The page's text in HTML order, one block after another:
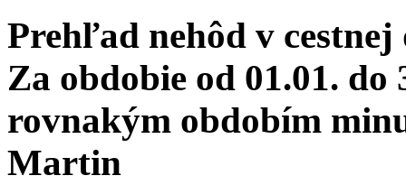
Prehľad nehôd v cestnej
Za obdobie od 01.01. do
rovnakým obdobím
Martin